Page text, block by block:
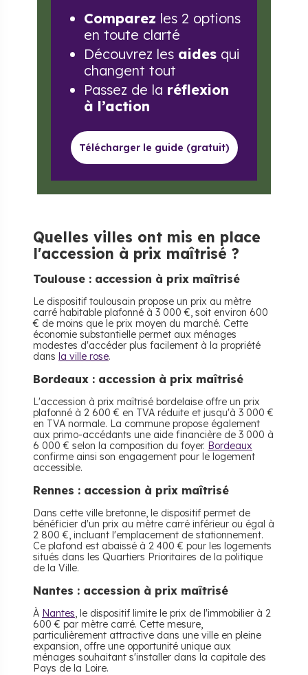
Comparez les 2 options
en toute clarté
Découvrez les aides qui
changent tout
Passez de la réflexion
à l’action
Télécharger le guide (gratuit)
Quelles villes ont mis en place
l'accession à prix maîtrisé ?
Toulouse : accession à prix maîtrisé
Le dispositif toulousain propose un prix au mètre
carré habitable plafonné à 3 000 €, soit environ 600
€ de moins que le prix moyen du marché. Cette
économie substantielle permet aux ménages
modestes d'accéder plus facilement à la propriété
dans la ville rose.
Bordeaux : accession à prix maîtrisé
L'accession à prix maîtrisé bordelaise offre un prix
plafonné à 2 600 € en TVA réduite et jusqu'à 3 000 €
en TVA normale. La commune propose également
aux primo-accédants une aide financière de 3 000 à
6 000 € selon la composition du foyer. Bordeaux
confirme ainsi son engagement pour le logement
accessible.
Rennes : accession à prix maîtrisé
Dans cette ville bretonne, le dispositif permet de
bénéficier d'un prix au mètre carré inférieur ou égal à
2 800 €, incluant l'emplacement de stationnement.
Ce plafond est abaissé à 2 400 € pour les logements
situés dans les Quartiers Prioritaires de la politique
de la Ville.
Nantes : accession à prix maîtrisé
À Nantes, le dispositif limite le prix de l'immobilier à 2
600 € par mètre carré. Cette mesure,
particulièrement attractive dans une ville en pleine
expansion, offre une opportunité unique aux
ménages souhaitant s'installer dans la capitale des
Pays de la Loire.